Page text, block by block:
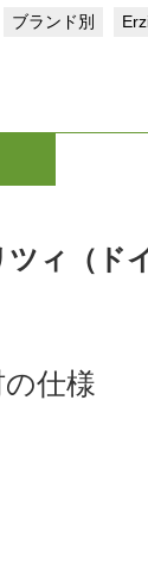
ブランド別
ィ（ド
仕様